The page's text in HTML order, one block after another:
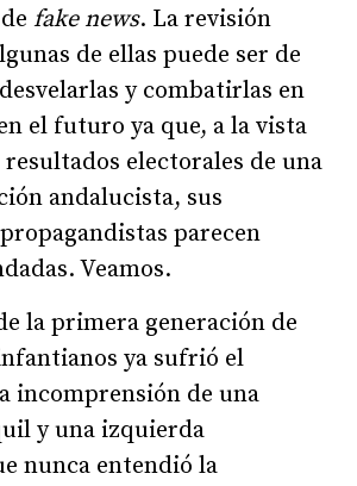
fake news. La revisión
de ellas puede ser de
y combatirlas en
el futuro ya que, a la vista
resultados electorales de una
andalucista, sus
parecen
Veamos.
la primera generación de
ya sufrió el
incomprensión de una
y una izquierda
nunca entendió la